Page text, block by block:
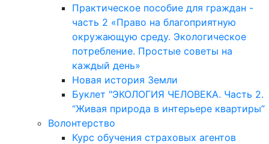
Практическое пособие для граждан -
часть 2 «Право на благоприятную
окружающую среду. Экологическое
потребление. Простые советы на
каждый день»
Новая история Земли
Буклет "ЭКОЛОГИЯ ЧЕЛОВЕКА. Часть 2.
“Живая природа в интерьере квартиры”
Волонтерство
Курс обучения страховых агентов